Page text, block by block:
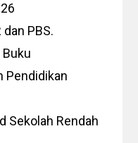
dan PBS.
Pendidikan
Sekolah Rendah